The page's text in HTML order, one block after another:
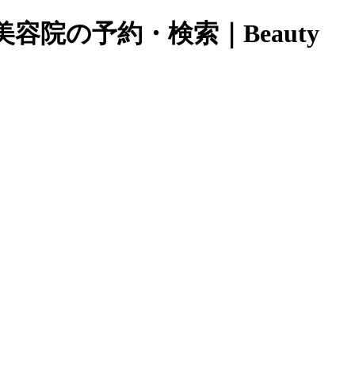
院の予約・検索｜Beauty